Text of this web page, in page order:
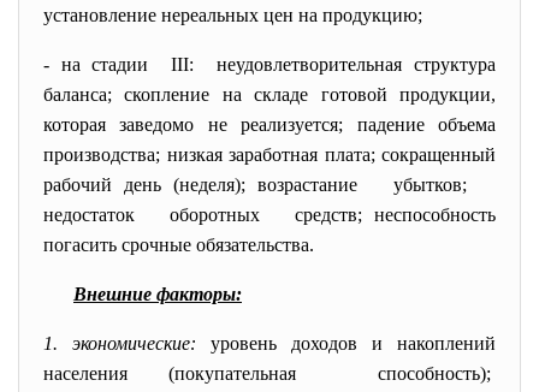
установление нереальных цен на продукцию;
- на стадии III: неудовлетворительная структура
баланса; скопление на складе готовой продукции,
которая заведомо не реализуется; падение объема
производства; низкая заработная плата; сокращенный
рабочий день (неделя); возрастание убытков;
недостаток оборотных средств; неспособность
погасить срочные обязательства.
Внешние факторы:
1. экономические: уровень доходов и накоплений
населения (покупательная способность);